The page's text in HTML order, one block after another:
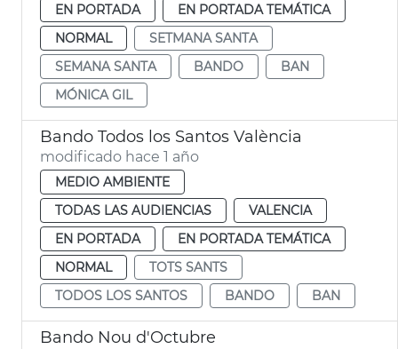
EN PORTADA
EN PORTADA TEMÁTICA
NORMAL
SETMANA SANTA
SEMANA SANTA
BANDO
BAN
MÓNICA GIL
Bando Todos los Santos València
modificado hace 1 año
MEDIO AMBIENTE
TODAS LAS AUDIENCIAS
VALENCIA
EN PORTADA
EN PORTADA TEMÁTICA
NORMAL
TOTS SANTS
TODOS LOS SANTOS
BANDO BAN
Bando Nou d'Octubre